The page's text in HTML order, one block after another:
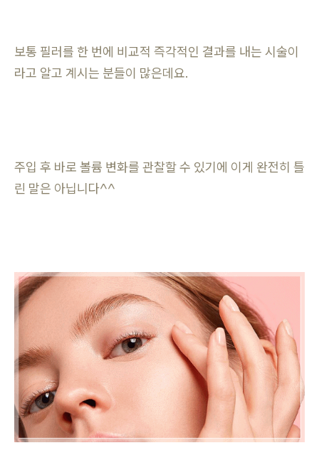
보통 필러를 한 번에 비교적 즉각적인 결과를 내는 시술이
라고 알고 계시는 분들이 많은데요.
주입 후 바로 볼륨 변화를 관찰할 수 있기에 이게 완전히 틀
린 말은 아닙니다^^